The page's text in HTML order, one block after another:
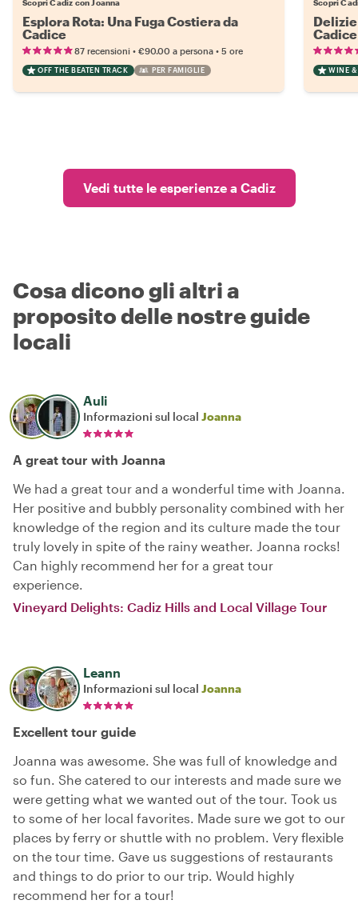
Scopri Cadiz con Joanna
Esplora Rota: Una Fuga Costiera da
Cadice
87 recensioni • €90.00 a persona • 5 ore
OFF THE BEATEN TRACK PER FAMIGLIE
Scopri
WINE &
Vedi tutte le esperienze a Cadiz
Cosa dicono gli altri a
proposito delle nostre guide
locali
Auli
Informazioni sul local Joanna
A great tour with Joanna
We had a great tour and a wonderful time with Joanna.
Her positive and bubbly personality combined with her
knowledge of the region and its culture made the tour
truly lovely in spite of the rainy weather. Joanna rocks!
Can highly recommend her for a great tour
experience.
Vineyard Delights: Cadiz Hills and Local Village Tour
Leann
Informazioni sul local Joanna
Excellent tour guide
Joanna was awesome. She was full of knowledge and
so fun. She catered to our interests and made sure we
were getting what we wanted out of the tour. Took us
to some of her local favorites. Made sure we got to our
places by ferry or shuttle with no problem. Very flexible
on the tour time. Gave us suggestions of restaurants
and things to do prior to our trip. Would highly
recommend her for a tour!